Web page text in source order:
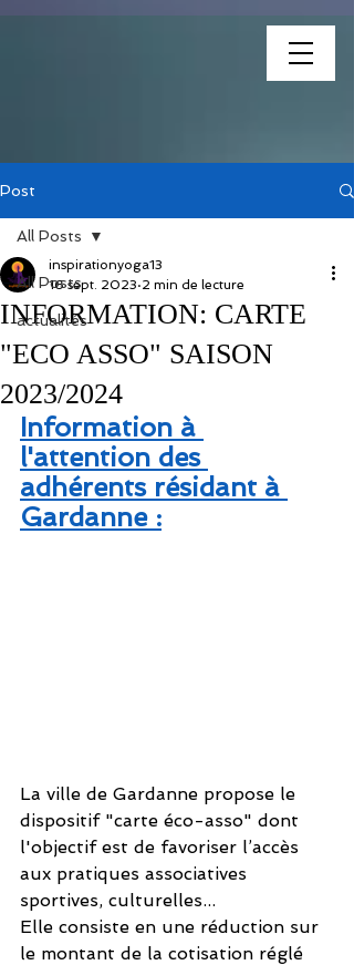
Post
All Posts
actualités
All Posts
INFORMATION: CARTE
"ECO ASSO" SAISON
2023/2024
inspirationyoga13
16 sept. 2023 2 min de lecture
Information à
l'attention des
adhérents résidant à
Gardanne :
La ville de Gardanne propose le
dispositif "carte éco-asso" dont
l'objectif est de favoriser l’accès
aux pratiques associatives
sportives, culturelles...
Elle consiste en une réduction sur
le montant de la cotisation réglé